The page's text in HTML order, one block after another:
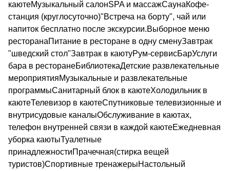
каютеМузыкальный салонSPA и массажСаунаКофе-
станция (круглосуточно)"Встреча на борту", чай или
напиток бесплатно после экскурсии.Выборное меню
ресторанаПитание в ресторане в одну сменуЗавтрак
"шведский стол"Завтрак в каютуРум-сервисБарУслуги
бара в ресторанеБиблиотекаДетские развлекательные
мероприятияМузыкальные и развлекательные
программыСанитарный блок в каютеХолодильник в
каютеТелевизор в каютеСпутниковые телевизионные и
внутрисудовые каналыОбслуживание в каютах,
телефон внутренней связи в каждой каютеЕжедневная
уборка каютыТуалетные
принадлежностиПрачечная(стирка вещей
туристов)Спортивные тренажерыНастольный